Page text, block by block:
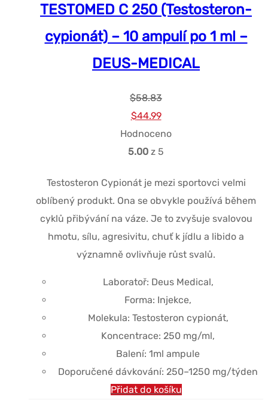
TESTOMED C 250 (Testosteron-
cypionát) – 10 ampulí po 1 ml –
DEUS-MEDICAL
$58.83
Původní
cena
byla:
$44.99Současná
cena
je:
Hodnoceno
5.00 z 5
Testosteron Cypionátje mezi sportovci velmi
oblíbený produkt. Ona se obvykle používá během
cyklů přibývání na váze. Je tozvyšuje svalovou
hmotu, sílu, agresivitu, chuť k jídlu a libido a
významně ovlivňuje růst svalů.
Laboratoř: Deus Medical,
Forma: Injekce,
Molekula: Testosteron cypionát,
Koncentrace: 250 mg/ml,
Balení: 1ml ampule
Doporučené dávkování: 250–1250 mg/týden
Přidat do košíku